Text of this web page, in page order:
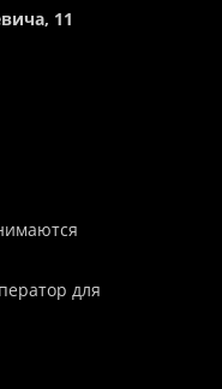
11
для